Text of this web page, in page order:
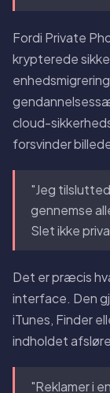
Fordi Private
krypterede
cloud-
forsvinder
"Jeg
gennemse
Slet ikke
Det er præcis
interface. Den
iTunes, Finder
indholdet
"Reklamer i